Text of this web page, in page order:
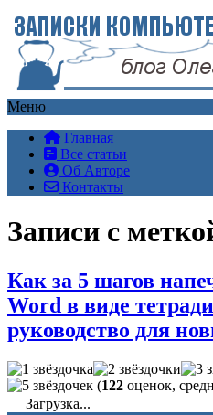
Меню
Главная
Все статьи
Об Авторе
Контакты
Записи с
Как за 5 шагов
Word в виде
руководство для
(122 оценок,
Загрузка...